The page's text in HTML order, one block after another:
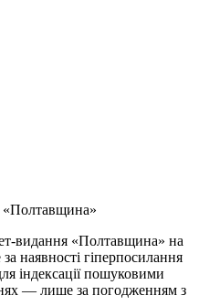
«Полтавщина»
видання «Полтавщина» на
наявності гіперпосилання
індексації пошуковими
— лише за погодженням з